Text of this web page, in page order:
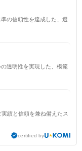
の信頼性を達成した、選
透明性を実現した、模範
績と信頼を兼ね備えたス
certified by